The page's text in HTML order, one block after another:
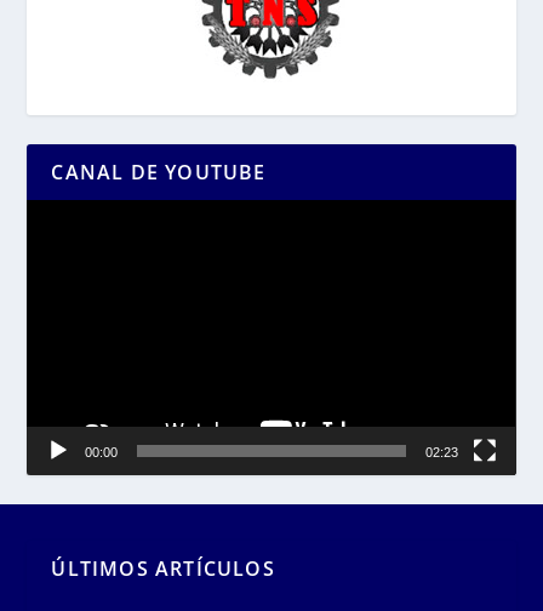
CANAL DE YOUTUBE
00:00 02:23
ÚLTIMOS ARTÍCULOS